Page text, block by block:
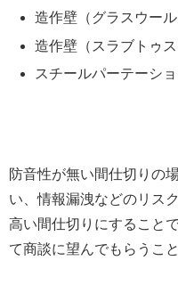
造作壁（グラスウール
造作壁（スラブトゥス
スチールパーテーシ
防音性が無い間仕切りの
い、情報漏洩などのリス
高い間仕切りにすること
て商談に望んでもらうこ